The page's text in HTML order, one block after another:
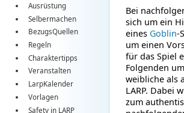
Ausrüstung
Selbermachen
BezugsQuellen
Regeln
Charaktertipps
Veranstalten
LarpKalender
Vorlagen
Safety in LARP
Bei
sich um ein
eines Goblin-
um einen
für das Spiel
Folgenden
weibliche als
LARP. Dabei
zum